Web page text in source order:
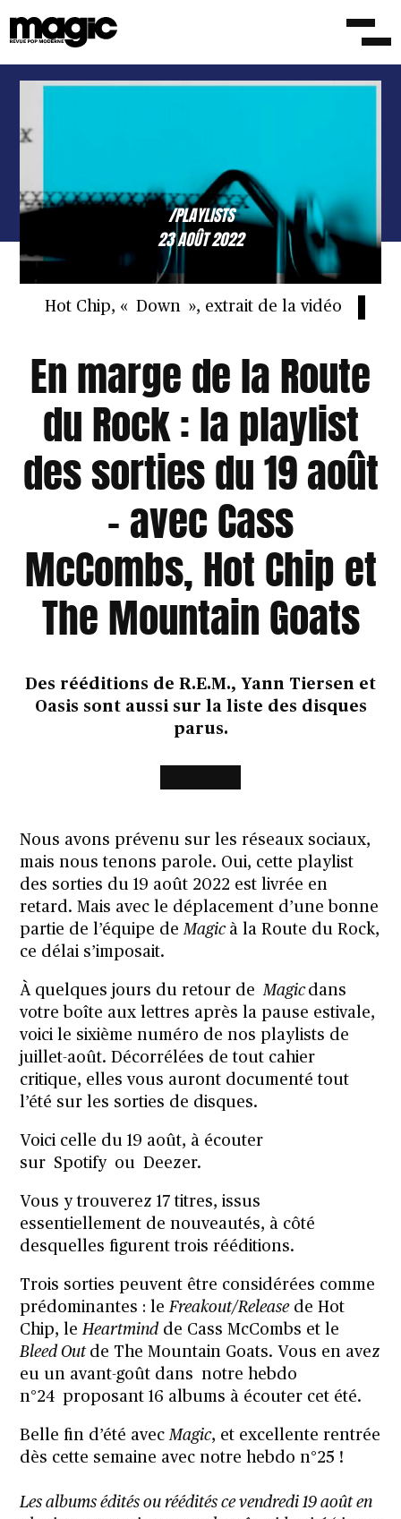
/PLAYLISTS
23 AOÛT 2022
Hot Chip, « Down », extrait de la vidéo
En marge de la Route
du Rock : la playlist
des sorties du 19 août
– avec Cass
McCombs, Hot Chip et
The Mountain Goats
Des rééditions de R.E.M., Yann Tiersen et
Oasis sont aussi sur la liste des disques
parus.
Nous avons prévenu sur les réseaux sociaux,
mais nous tenons parole. Oui, cette playlist
des sorties du 19 août 2022 est livrée en
retard. Mais avec le déplacement d’une bonne
partie de l’équipe deMagic à la Route du Rock,
ce délai s’imposait.
À quelques jours du retour deMagicdans
votre boîte aux lettres après la pause estivale,
voici le sixième numéro de nos playlists de
juillet-août. Décorrélées de tout cahier
critique, elles vous auront documenté tout
l’été sur les sorties de disques.
Voici celle du 19 août, à écouter
sur SpotifyouDeezer.
Vous y trouverez 17 titres, issus
essentiellement de nouveautés, à côté
desquelles figurent trois rééditions.
Trois sorties peuvent être considérées comme
prédominantes : leFreakout/Releasede Hot
Chip, leHeartmind de Cass McCombs et le
Bleed Out de The Mountain Goats. Vous en avez
eu un avant-goût dansnotre hebdo
n°24 proposant 16 albums à écouter cet été.
Belle fin d’été avecMagic, et excellente rentrée
dès cette semaine avec notre hebdo n°25 !
Les albums édités ou réédités ce vendredi 19 août en